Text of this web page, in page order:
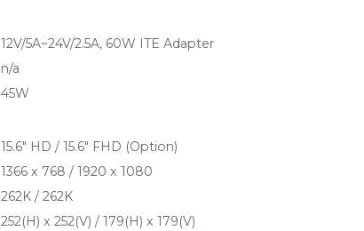
12V/5A~24V/2.5A, 60W ITE Adapter
n/a
45W
15.6" HD / 15.6" FHD (Option)
1366 x 768 / 1920 x 1080
262K / 262K
252(H) x 252(V) / 179(H) x 179(V)